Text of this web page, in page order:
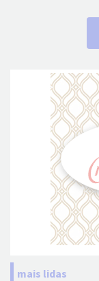
mais lidas